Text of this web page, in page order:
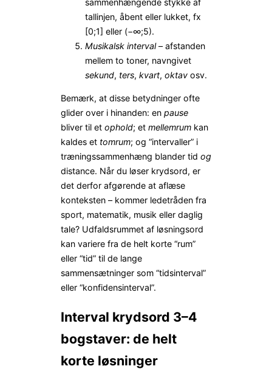
tallinjen, åbent eller lukket, fx
[0;1] eller (−∞;5).
Musikalsk interval– afstanden
mellem to toner, navngivet
sekund, ters, kvart, oktav osv.
Bemærk, at disse betydninger ofte
glider over i hinanden: en pause
bliver til et ophold; et mellemrum kan
kaldes et tomrum; og “intervaller” i
træningssammenhæng blander tid og
distance. Når du løser krydsord, er
det derfor afgørende at aflæse
konteksten – kommer ledetråden fra
sport, matematik, musik eller daglig
tale? Udfaldsrummet af løsningsord
kan variere fra de helt korte “rum”
eller “tid” til de lange
sammensætninger som “tidsinterval”
eller “konfidensinterval”.
Interval krydsord 3–4
bogstaver: de helt
korte løsninger